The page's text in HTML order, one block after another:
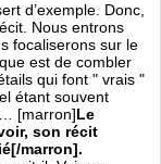
d’exemple. Donc,
Nous entrons
focaliserons sur le
est de combler
qui font " vrais "
étant souvent
[marron]Le
son récit
marron].